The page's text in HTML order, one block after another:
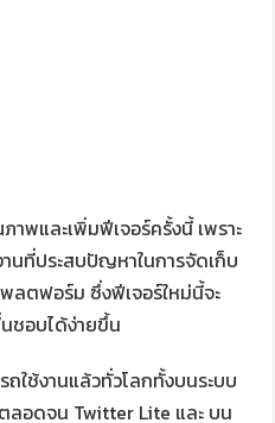
พและเพิ่มฟีเจอร์ครั้งนี้ เพราะ
นที่ประสบปัญหาในการจัดเก็บ
ตฟอร์ม ซึ่งฟีเจอร์ใหม่นี้จะ
ชอบได้ง่ายขึ้น
ใช้งานแล้วทั่วโลกทั้งบนระบบ
ลอดจน Twitter Lite และ บน